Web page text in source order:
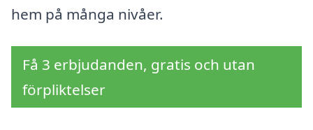
hem på många nivåer.
Få 3 erbjudanden, gratis och utan
förpliktelser